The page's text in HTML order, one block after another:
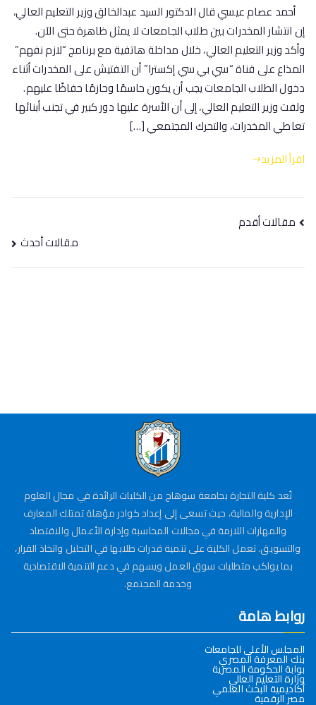
أحمد عصام عيسي قال الدكتور السيد عبدالخالق وزير التعليم العالي،
إن انتشار المخدرات بين طلاب الجامعات لا يمثل ظاهرة حتى الآن.
وأكد وزير التعليم العالي، خلال مداخلة هاتفية مع برنامج “لازم نفهم”
المذاع على قناة “سي بي سي إكسترا” أن التفتيش على المخدرات أثناء
دخول الطلاب الجامعات يجب أن يكون حاسمًا وحازمًا حفاظًا عليهم.
ولفت وزير التعليم العالي، إلى أن الأسرة عليها دور كبير في تجنب أبنائها
تعاطي المخدرات، والتحرك المجتمعي […]
اقرأ المزيد
مقالات أقدم
مقالات أحدث
تُعد كلية التجارة بجامعة سوهاج من الكليات الرائدة في مجال العلوم
الإدارية والمالية، حيث تسعى إلى إعداد كوادر مؤهلة تمتلك المعارف
والمهارات اللازمة في مجالات المحاسبة وإدارة الأعمال والاقتصاد
والتسويق. تعمل الكلية على تنمية قدرات طلابها في التحليل واتخاذ القرار،
بما يواكب متطلبات سوق العمل ويسهم في دعم التنمية الاقتصادية
وخدمة المجتمع.
روابط هامة
المجلس الأعلى للجامعات
بنك المعرفة المصري
بوابة الحكومة المصرية
وزارة التعليم العالي
أكاديمية البحث العلمي
مصر الرقمية